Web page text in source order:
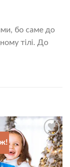
бо саме до
тілі. До
Додати
до
списку
бажань